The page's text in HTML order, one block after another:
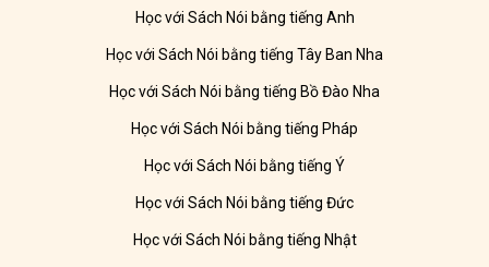
Học với Sách Nói bằng tiếng Anh
Học với Sách Nói bằng tiếng Tây Ban Nha
Học với Sách Nói bằng tiếng Bồ Đào Nha
Học với Sách Nói bằng tiếng Pháp
Học với Sách Nói bằng tiếng Ý
Học với Sách Nói bằng tiếng Đức
Học với Sách Nói bằng tiếng Nhật